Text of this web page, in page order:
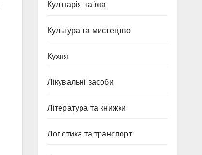
Кулінарія та їжа
Культура та мистецтво
Кухня
Лікувальні засоби
Література та книжки
Логістика та транспорт